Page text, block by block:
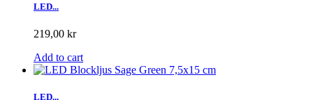
LED...
219,00 kr
Add to cart
LED...